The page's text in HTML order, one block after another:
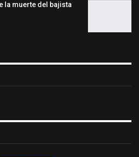
la muerte del bajista